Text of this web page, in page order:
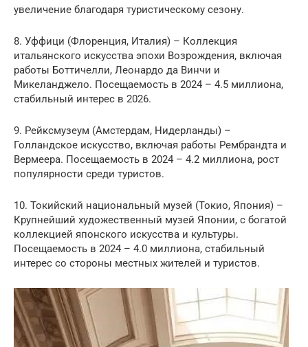
увеличение благодаря туристическому сезону.
8. Уффици (Флоренция, Италия) – Коллекция
итальянского искусства эпохи Возрождения, включая
работы Боттичелли, Леонардо да Винчи и
Микеланджело. Посещаемость в 2024 – 4.5 миллиона,
стабильный интерес в 2026.
9. Рейксмузеум (Амстердам, Нидерланды) –
Голландское искусство, включая работы Рембрандта и
Вермеера. Посещаемость в 2024 – 4.2 миллиона, рост
популярности среди туристов.
10. Токийский национальный музей (Токио, Япония) –
Крупнейший художественный музей Японии, с богатой
коллекцией японского искусства и культуры.
Посещаемость в 2024 – 4.0 миллиона, стабильный
интерес со стороны местных жителей и туристов.